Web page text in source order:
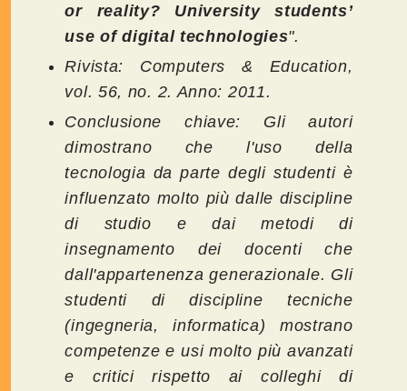
or reality? University students’
use of digital technologies".
Rivista: Computers & Education,
vol. 56, no. 2. Anno: 2011.
Conclusione chiave: Gli autori
dimostrano che l'uso della
tecnologia da parte degli studenti è
influenzato molto più dalle discipline
di studio e dai metodi di
insegnamento dei docenti che
dall'appartenenza generazionale. Gli
studenti di discipline tecniche
(ingegneria, informatica) mostrano
competenze e usi molto più avanzati
e critici rispetto ai colleghi di